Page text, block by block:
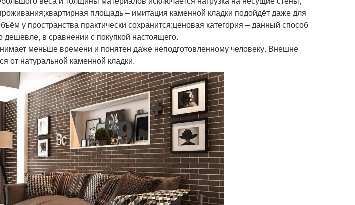
площадь – имитация каменной кладки подойдёт даже для
у пространства практически сохранится;ценовая категория – данный способ
дешевле, в сравнении с покупкой настоящего.
меньше времени и понятен даже неподготовленному человеку. Внешне
от натуральной каменной кладки.